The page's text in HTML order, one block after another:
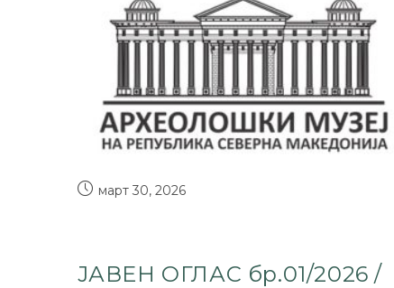
март 30, 2026
ЈАВЕН ОГЛАС бр.01/2026 /